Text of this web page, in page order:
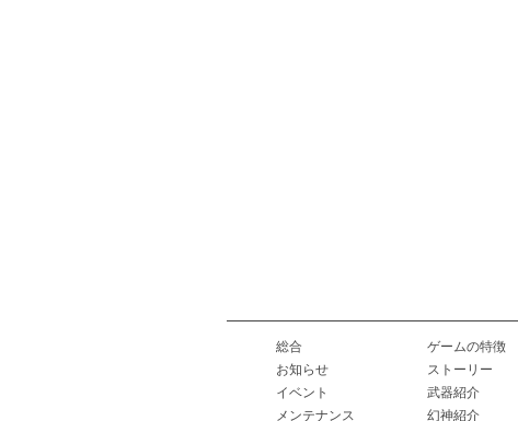
総合
お知らせ
イベント
メンテナンス
ゲームの特徴
ストーリー
武器紹介
幻神紹介